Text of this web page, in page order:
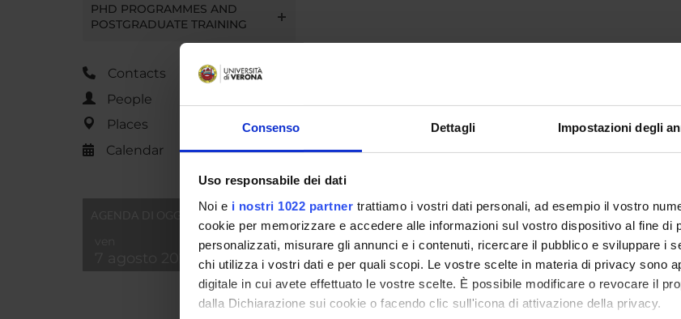
Consenso Dettagli Impostazioni degli
Uso responsabile dei dati
Noi e i nostri 1022 partner trattiamo i vostri dati personali, ad esempio il vostro
cookie per memorizzare e accedere alle informazioni sul vostro dispositivo al fine di
personalizzati, misurare gli annunci e i contenuti, ricercare il pubblico e sviluppare i
chi utilizza i vostri dati e per quali scopi. Le vostre scelte in materia di privacy sono
digitale in cui avete effettuato le vostre scelte. È possibile modificare o revocare il
dalla Dichiarazione sui cookie o facendo clic sull'icona di attivazione della privacy.
PHD PROGRAMMES AND
POSTGRADUATE TRAINING
Contacts
People
Places
Calendar